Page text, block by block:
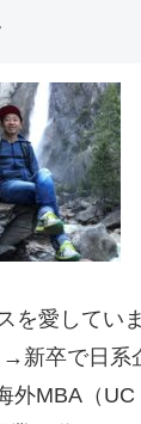
を愛していま
→新卒で日
外MBA（UC